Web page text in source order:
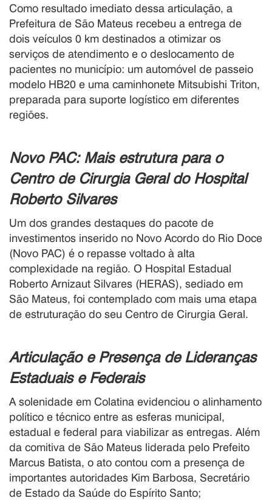
Como resultado imediato dessa articulação, a
Prefeitura de São Mateus recebeu a entrega de
dois veículos 0 km destinados a otimizar os
serviços de atendimento e o deslocamento de
pacientes no município: um automóvel de passeio
modelo HB20 e uma caminhonete Mitsubishi Triton,
preparada para suporte logístico em diferentes
regiões.
Novo PAC: Mais estrutura para o
Centro de Cirurgia Geral do Hospital
Roberto Silvares
Um dos grandes destaques do pacote de
investimentos inserido no Novo Acordo do Rio Doce
(Novo PAC) é o repasse voltado à alta
complexidade na região. O Hospital Estadual
Roberto Arnizaut Silvares (HERAS), sediado em
São Mateus, foi contemplado com mais uma etapa
de estruturação do seu Centro de Cirurgia Geral.
Articulação e Presença de Lideranças
Estaduais e Federais
A solenidade em Colatina evidenciou o alinhamento
político e técnico entre as esferas municipal,
estadual e federal para viabilizar as entregas. Além
da comitiva de São Mateus liderada pelo Prefeito
Marcus Batista, o ato contou com a presença de
importantes autoridades Kim Barbosa, Secretário
de Estado da Saúde do Espírito Santo;